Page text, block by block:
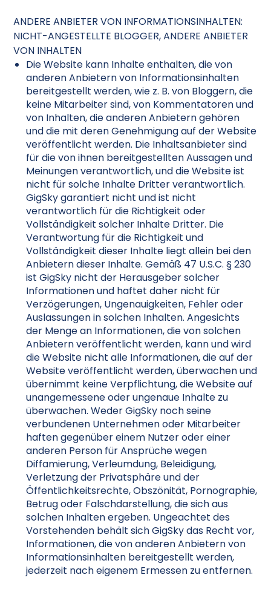
ANDERE ANBIETER VON INFORMATIONSINHALTEN:
NICHT-ANGESTELLTE BLOGGER, ANDERE ANBIETER
VON INHALTEN
Die Website kann Inhalte enthalten, die von
anderen Anbietern von Informationsinhalten
bereitgestellt werden, wie z. B. von Bloggern, die
keine Mitarbeiter sind, von Kommentatoren und
von Inhalten, die anderen Anbietern gehören
und die mit deren Genehmigung auf der Website
veröffentlicht werden. Die Inhaltsanbieter sind
für die von ihnen bereitgestellten Aussagen und
Meinungen verantwortlich, und die Website ist
nicht für solche Inhalte Dritter verantwortlich.
GigSky garantiert nicht und ist nicht
verantwortlich für die Richtigkeit oder
Vollständigkeit solcher Inhalte Dritter. Die
Verantwortung für die Richtigkeit und
Vollständigkeit dieser Inhalte liegt allein bei den
Anbietern dieser Inhalte. Gemäß 47 U.S.C. § 230
ist GigSky nicht der Herausgeber solcher
Informationen und haftet daher nicht für
Verzögerungen, Ungenauigkeiten, Fehler oder
Auslassungen in solchen Inhalten. Angesichts
der Menge an Informationen, die von solchen
Anbietern veröffentlicht werden, kann und wird
die Website nicht alle Informationen, die auf der
Website veröffentlicht werden, überwachen und
übernimmt keine Verpflichtung, die Website auf
unangemessene oder ungenaue Inhalte zu
überwachen. Weder GigSky noch seine
verbundenen Unternehmen oder Mitarbeiter
haften gegenüber einem Nutzer oder einer
anderen Person für Ansprüche wegen
Diffamierung, Verleumdung, Beleidigung,
Verletzung der Privatsphäre und der
Öffentlichkeitsrechte, Obszönität, Pornographie,
Betrug oder Falschdarstellung, die sich aus
solchen Inhalten ergeben. Ungeachtet des
Vorstehenden behält sich GigSky das Recht vor,
Informationen, die von anderen Anbietern von
Informationsinhalten bereitgestellt werden,
jederzeit nach eigenem Ermessen zu entfernen.